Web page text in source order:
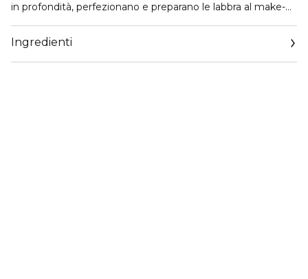
in profondità, perfezionano e preparano le labbra al make-
I patch sono racchiusi in una raffinata confezione nude-rosa
con monogramma DG che contiene 5 bustine: l’accessorio
beauty perfetto da abbinare ai No-Puff Caffeine Eye
Ingredienti